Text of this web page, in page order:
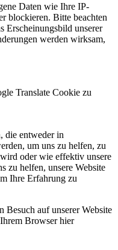
Daten wie Ihre IP-
blockieren. Bitte beachten
Erscheinungsbild unserer
werden wirksam,
Translate Cookie zu
die entweder in
um uns zu helfen, zu
oder wie effektiv unsere
zu helfen, unsere Website
Ihre Erfahrung zu
Besuch auf unserer Website
Browser hier